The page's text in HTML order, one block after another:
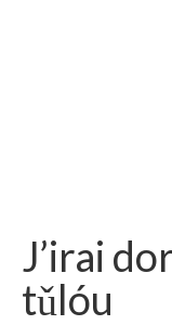
Laos
Chine
J’irai
tǔlóu